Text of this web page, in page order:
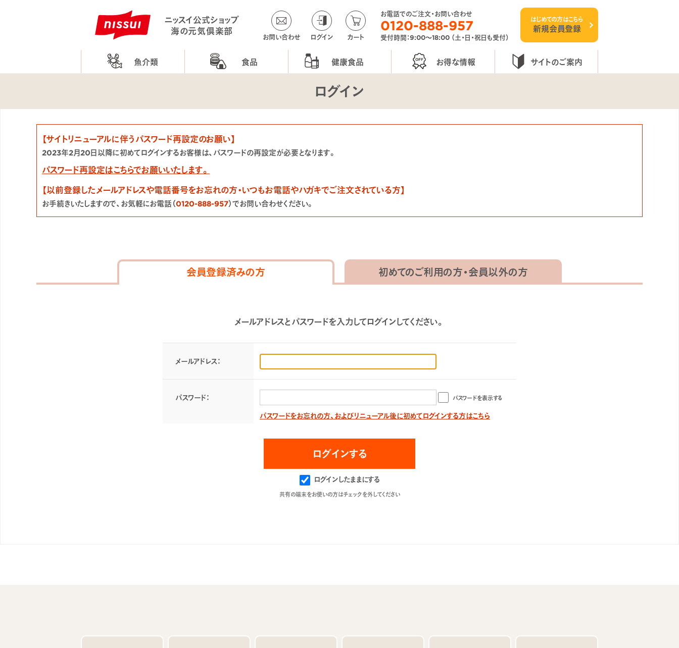
ニッスイ公式ショップ
海の元気倶楽部
お問い合わせ ログイン カート
お電話でのご注文・お問い合わせ
0120-888-957
受付時間：9:00〜18:00 （土・日・祝日も受付）
はじめての方はこちら
新規会員登録
魚介類 食品 健康食品 お得な情報 サイトのご案内
ログイン
【サイトリニューアルに伴うパスワード再設定のお願い】
2023年2月20日以降に初めてログインするお客様は、パスワードの再設定が必要となります。
パスワード再設定はこちらでお願いいたします。
【以前登録したメールアドレスや電話番号をお忘れの方・いつもお電話やハガキでご注文されている方】
お手続きいたしますので、お気軽にお電話（0120-888-957）でお問い合わせください。
会員登録済みの方 初めてのご利用の方・会員以外の方
メールアドレスとパスワードを入力してログインしてください。
メールアドレス：
パスワード： パスワードを表示する
パスワードをお忘れの方、およびリニューアル後に初めてログインする方はこちら
ログインしたままにする
共有の端末をお使いの方はチェックを外してください